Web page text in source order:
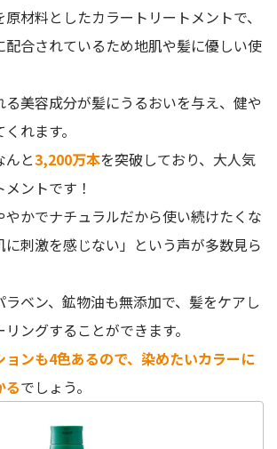
原材料としたカラートリートメントで、
配合されているため地肌や髪に優しい使
美容成分が髪にうるおいを与え、健や
れます。
んと3,200万本を突破しており、大人気
ントです！
やかでナチュラルだから使い続けたくな
に刺激を感じない」という声が多数見ら
ベン、鉱物油も無添加で、髪をケアし
ングすることができます。
ョンも4色あるので、染めたいカラーに
るでしょう。